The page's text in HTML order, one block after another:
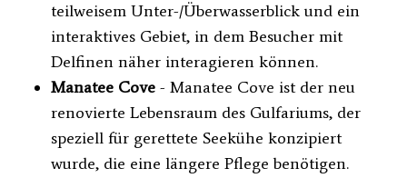
teilweisem Unter-/Überwasserblick und ein
interaktives Gebiet, in dem Besucher mit
Delfinen näher interagieren können.
Manatee Cove - Manatee Cove ist der neu
renovierte Lebensraum des Gulfariums, der
speziell für gerettete Seekühe konzipiert
wurde, die eine längere Pflege benötigen.